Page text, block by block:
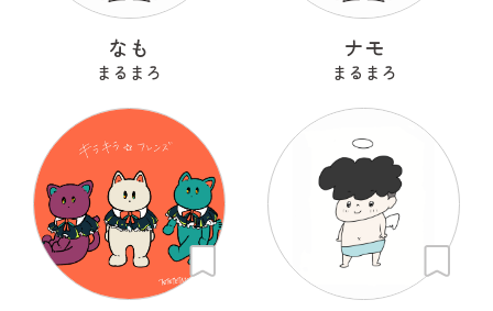
なも
まるまろ
ナモ
まるまろ